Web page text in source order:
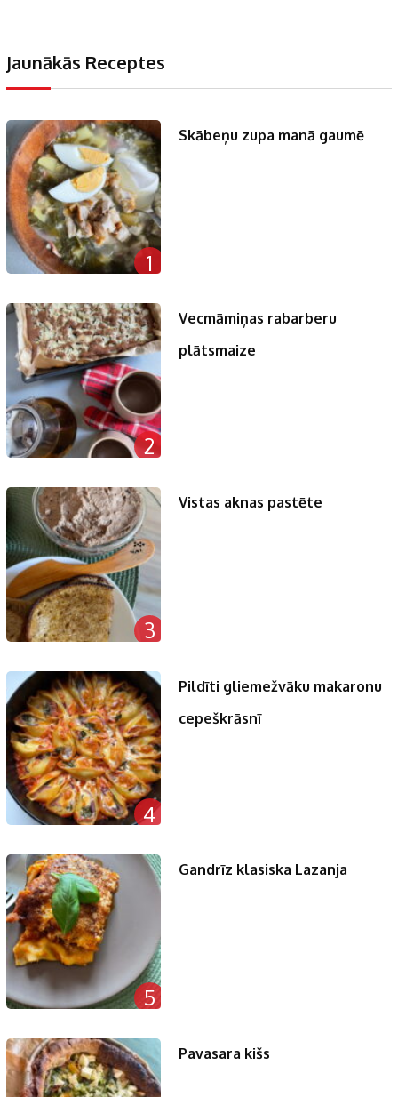
Jaunākās Receptes
1
Skābeņu zupa manā gaumē
2
Vecmāmiņas rabarberu
plātsmaize
3
Vistas aknas pastēte
4
Pildīti gliemežvāku makaronu
cepeškrāsnī
5
Gandrīz klasiska Lazanja
Pavasara kišs